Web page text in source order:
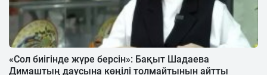
«Сол биігінде жүре берсін»: Бақыт Шадаева
Димаштың даусына көңілі толмайтынын айтты